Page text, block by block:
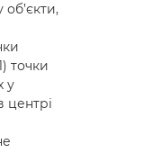
точки
у
центрі